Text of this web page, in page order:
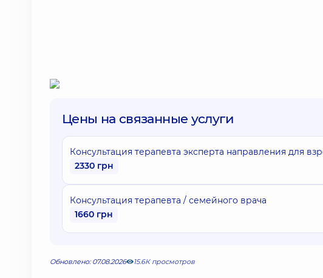
Цены на связанные услуги
Консультация терапевта эксперта направления для
2330 грн
Консультация терапевта / семейного врача
1660 грн
Обновлено: 07.08.2026 15.6К просмотров